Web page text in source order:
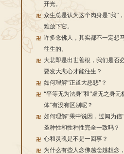
开光。
众生总是认为这个肉身是“我”
难放下它。
许多念佛人，其实都不一定想
往生的。
大悲即是出世善根，我们是否
要发大悲心才能往生？
如何理解“正道大慈悲”？
“平等无为法身”和“虚无之身无
体”有没有区别呢？
如何理解“果中说因，过闻为信
圣种性和性种性完全一致吗？
心和灵魂是不是一回事？
为什么有些人念佛越念越想念